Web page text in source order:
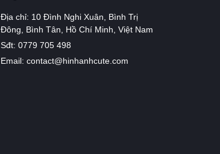
Địa chỉ: 10 Đình Nghi Xuân, Bình Trị
Đông, Bình Tân, Hồ Chí Minh, Việt Nam
Sđt: 0779 705 498
Email: contact@hinhanhcute.com